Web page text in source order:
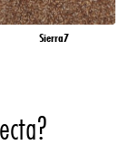
Sierra7